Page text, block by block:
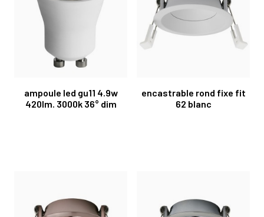
ampoule led gu11 4.9w
420lm. 3000k 36° dim
encastrable rond fixe fit
62 blanc